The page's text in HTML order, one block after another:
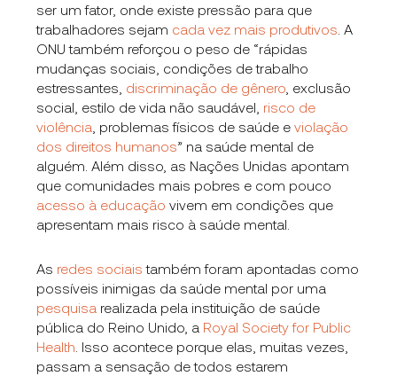
ser um fator, onde existe pressão para que
trabalhadores sejam cada vez mais produtivos . A
ONU também reforçou o peso de “rápidas
mudanças sociais, condições de trabalho
estressantes, discriminação de gênero , exclusão
social, estilo de vida não saudável, risco de
violência , problemas físicos de saúde eviolação
dos direitos humanos” na saúde mental de
alguém. Além disso, as Nações Unidas apontam
que comunidades mais pobres e com pouco
acesso à educação vivem em condições que
apresentam mais risco à saúde mental.
As redes sociais também foram apontadas como
possíveis inimigas da saúde mental por uma
pesquisa realizada pela instituição de saúde
pública do Reino Unido, a Royal Society for Public
Health . Isso acontece porque elas, muitas vezes,
passam a sensação de todos estarem